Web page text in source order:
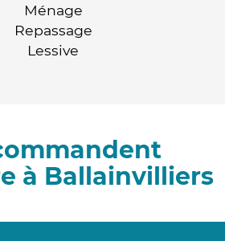
Ménage
Repassage
Lessive
à Ballainvilliers